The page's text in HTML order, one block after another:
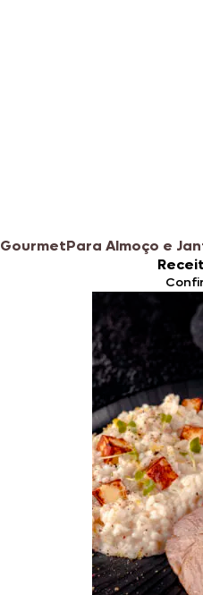
GourmetPara Almoço e